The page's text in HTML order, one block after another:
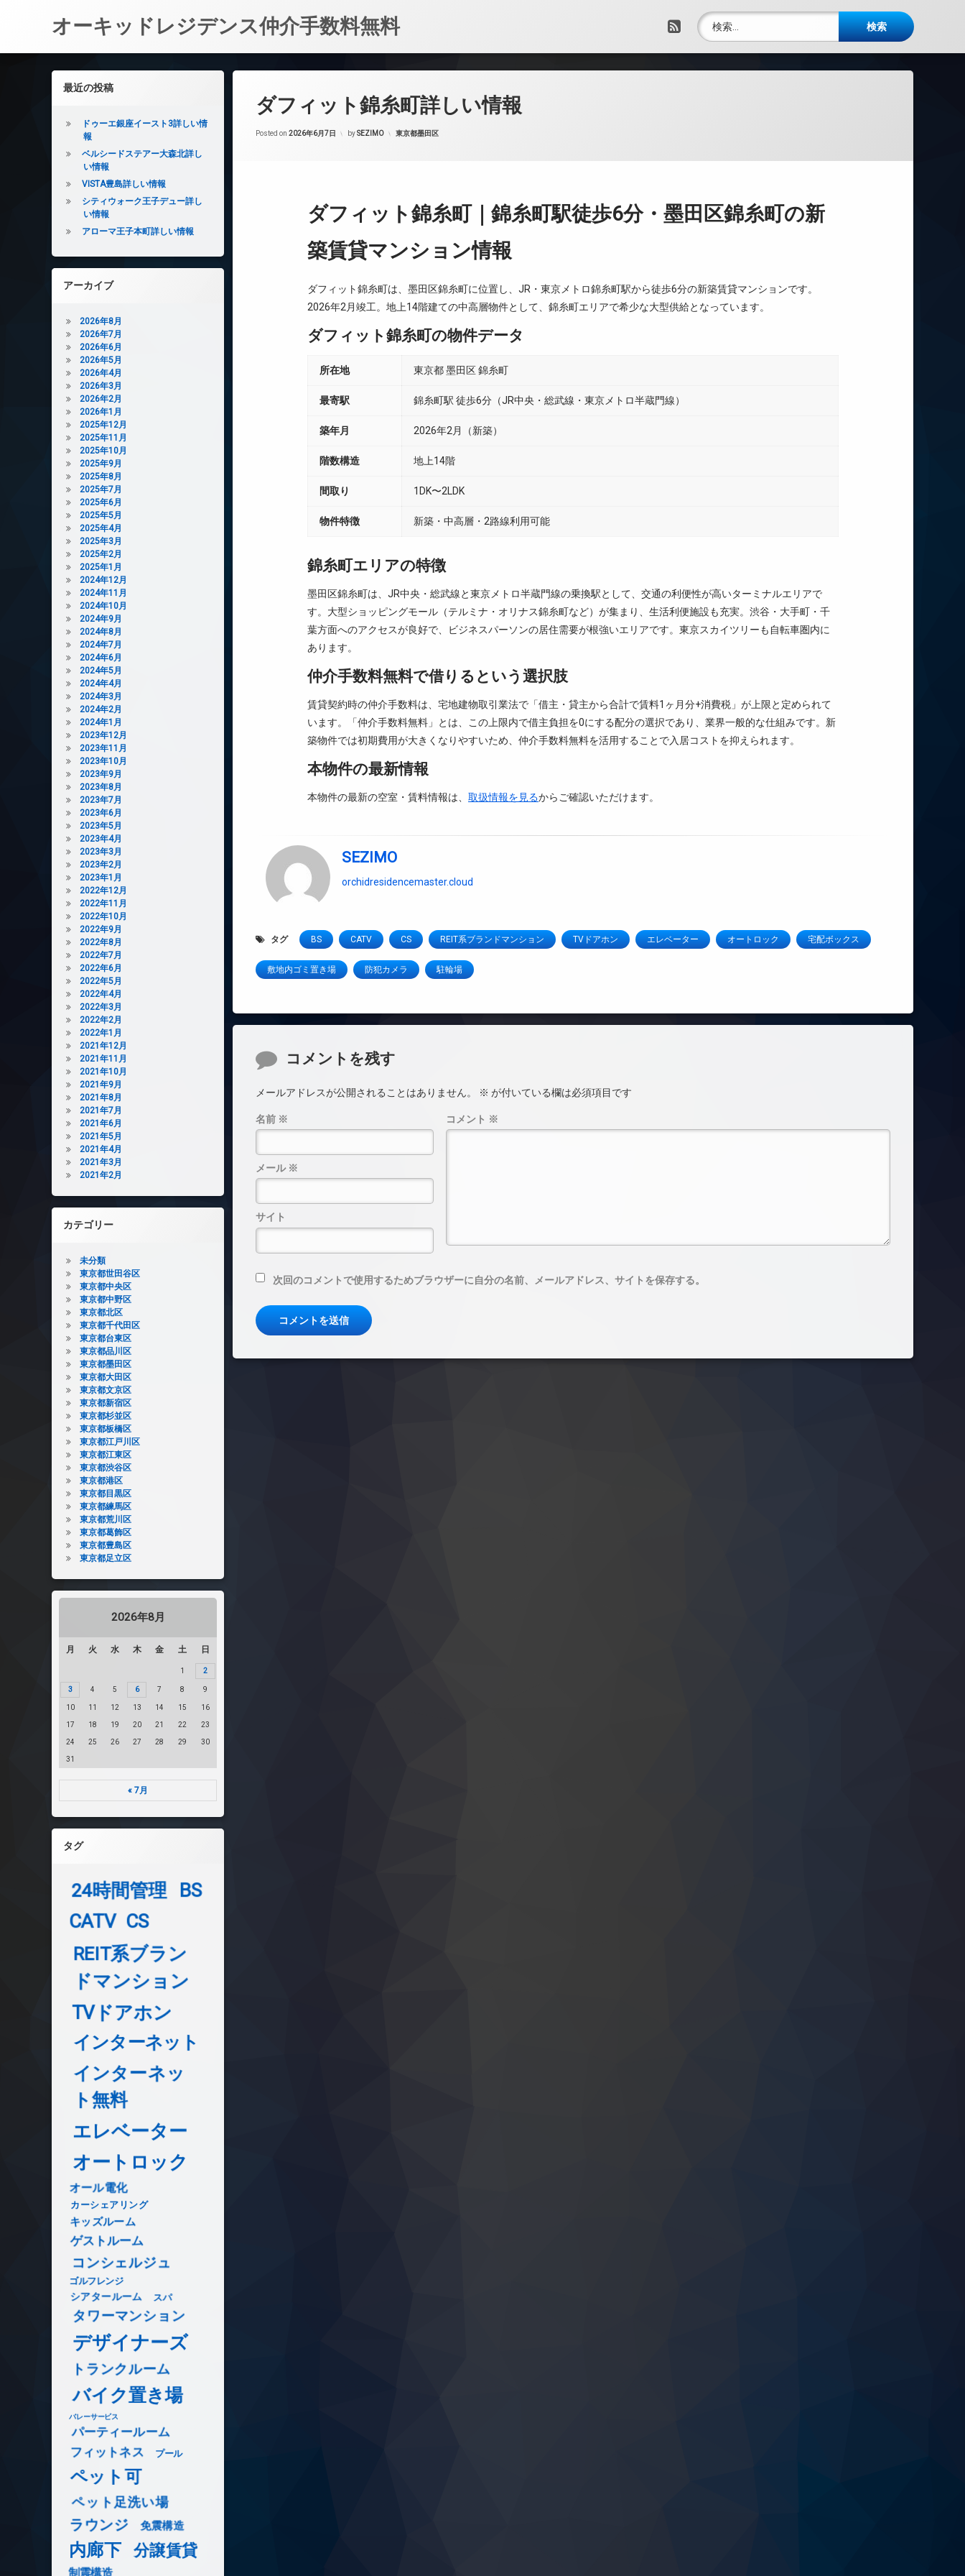
オーキッドレジデンス仲介手数料無料 RSS
検索:
ダフィット錦糸町詳しい情報
Posted on 2026年6月7日 bySEZIMO カテゴリー:
東京都墨田区
ダフィット錦糸町｜錦糸町駅徒歩6分・墨田区錦糸町の新
築賃貸マンション情報
ダフィット錦糸町は、墨田区錦糸町に位置し、JR・東京メトロ錦糸町駅から徒歩6分の新築賃貸マンションです。
2026年2月竣工。地上14階建ての中高層物件として、錦糸町エリアで希少な大型供給となっています。
ダフィット錦糸町の物件データ
所在地 東京都 墨田区 錦糸町
最寄駅 錦糸町駅 徒歩6分（JR中央・総武線・東京メトロ半蔵門線）
築年月 2026年2月（新築）
階数構造 地上14階
間取り 1DK〜2LDK
物件特徴 新築・中高層・2路線利用可能
錦糸町エリアの特徴
墨田区錦糸町は、JR中央・総武線と東京メトロ半蔵門線の乗換駅として、交通の利便性が高いターミナルエリアで
す。大型ショッピングモール（テルミナ・オリナス錦糸町など）が集まり、生活利便施設も充実。渋谷・大手町・千
葉方面へのアクセスが良好で、ビジネスパーソンの居住需要が根強いエリアです。東京スカイツリーも自転車圏内に
あります。
仲介手数料無料で借りるという選択肢
賃貸契約時の仲介手数料は、宅地建物取引業法で「借主・貸主から合計で賃料1ヶ月分+消費税」が上限と定められて
います。「仲介手数料無料」とは、この上限内で借主負担を0にする配分の選択であり、業界一般的な仕組みです。新
築物件では初期費用が大きくなりやすいため、仲介手数料無料を活用することで入居コストを抑えられます。
本物件の最新情報
本物件の最新の空室・賃料情報は、 取扱情報を見るからご確認いただけます。
SEZIMO
orchidresidencemaster.cloud
タグ BS CATV CS REIT系ブランドマンション TVドアホン エレベーター オートロック 宅配ボックス
敷地内ゴミ置き場 防犯カメラ 駐輪場
コメントコメントを残す
メールアドレスが公開されることはありません。 ※ が付いている欄は必須項目です
コメント ※
名前 ※
メール ※
サイト
次回のコメントで使用するためブラウザーに自分の名前、メールアドレス、サイトを保存する。
左サイドバー
最近の投稿
ドゥーエ銀座イースト3詳しい情
報
ベルシードステアー大森北詳し
い情報
VISTA豊島詳しい情報
シティウォーク王子デュー詳し
い情報
アローマ王子本町詳しい情報
アーカイブ
2026年8月
2026年7月
2026年6月
2026年5月
2026年4月
2026年3月
2026年2月
2026年1月
2025年12月
2025年11月
2025年10月
2025年9月
2025年8月
2025年7月
2025年6月
2025年5月
2025年4月
2025年3月
2025年2月
2025年1月
2024年12月
2024年11月
2024年10月
2024年9月
2024年8月
2024年7月
2024年6月
2024年5月
2024年4月
2024年3月
2024年2月
2024年1月
2023年12月
2023年11月
2023年10月
2023年9月
2023年8月
2023年7月
2023年6月
2023年5月
2023年4月
2023年3月
2023年2月
2023年1月
2022年12月
2022年11月
2022年10月
2022年9月
2022年8月
2022年7月
2022年6月
2022年5月
2022年4月
2022年3月
2022年2月
2022年1月
2021年12月
2021年11月
2021年10月
2021年9月
2021年8月
2021年7月
2021年6月
2021年5月
2021年4月
2021年3月
2021年2月
カテゴリー
未分類
東京都世田谷区
東京都中央区
東京都中野区
東京都北区
東京都千代田区
東京都台東区
東京都品川区
東京都墨田区
東京都大田区
東京都文京区
東京都新宿区
東京都杉並区
東京都板橋区
東京都江戸川区
東京都江東区
東京都渋谷区
東京都港区
東京都目黒区
東京都練馬区
東京都荒川区
東京都葛飾区
東京都豊島区
東京都足立区
2026年8月
月 火 水 木 金 土 日
1 2
3 4 5 6 7 8 9
10 11 12 13 14 15 16
17 18 19 20 21 22 23
24 25 26 27 28 29 30
31
« 7月
タグ
24時間管理
BS
CATV CS
REIT系ブラン
ドマンション
TVドアホン
インターネット
インターネッ
ト無料
エレベーター
オートロック
オール電化
カーシェアリング
キッズルーム
ゲストルーム
コンシェルジュ
ゴルフレンジ
シアタールーム スパ
タワーマンション
デザイナーズ
トランクルーム
バイク置き場
バレーサービス
パーティールーム
フィットネス プール
ペット可
ペット足洗い場
ラウンジ 免震構造
内廊下 分譲賃貸
制震構造